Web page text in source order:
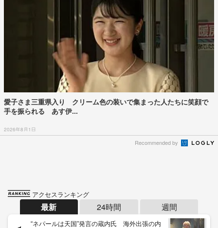
愛子さま三重県入り クリーム色の装いで集まった人たちに笑顔で
手を振られる あす伊...
2026年8月1日
Recommended by
アクセスランキング
最新 24時間 週間
“ネパールは天国”発言の蔵内氏 海外出張の内